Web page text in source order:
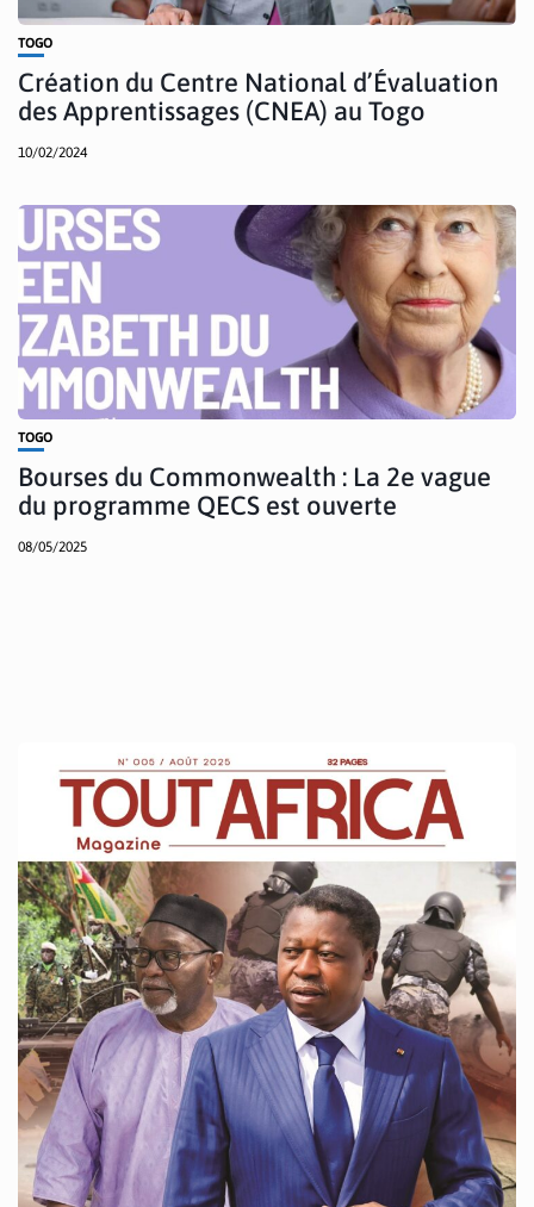
TOGO
Création du Centre National d’Évaluation
des Apprentissages (CNEA) au Togo
10/02/2024
TOGO
Bourses du Commonwealth : La 2e vague
du programme QECS est ouverte
08/05/2025